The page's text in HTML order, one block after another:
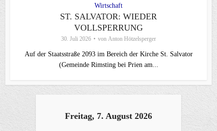
Wirtschaft
ST. SALVATOR: WIEDER
VOLLSPERRUNG
30. Juli 2026 von Anton Hötzelsperger
Auf der Staatsstraße 2093 im Bereich der Kirche St. Salvator
(Gemeinde Rimsting bei Prien am...
Freitag, 7. August 2026